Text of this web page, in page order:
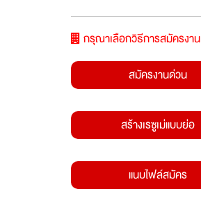
กรุณาเลือกวิธีการสมัครงาน
สมัครงานด่วน
สร้างเรซูเม่แบบย่อ
แนบไฟล์สมัคร